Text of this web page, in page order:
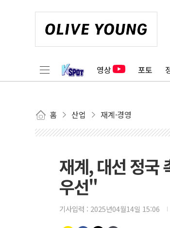
영상 포토
홈 산업 재계·경영
재계, 대선 정국
우선"
기사입력 : 2025년04월14일 15:06